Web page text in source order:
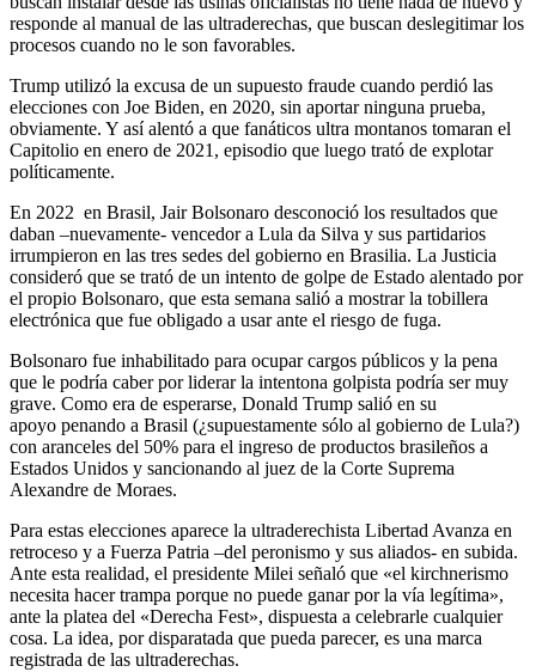
responde al manual de las ultraderechas, que buscan deslegitimar los
procesos cuando no le son favorables.
Trump utilizó la excusa de un supuesto fraude cuando perdió las
elecciones con Joe Biden, en 2020, sin aportar ninguna prueba,
obviamente. Y así alentó a que fanáticos ultra montanos tomaran el
Capitolio en enero de 2021, episodio que luego trató de explotar
políticamente.
En 2022 en Brasil, Jair Bolsonaro desconoció los resultados que
daban –nuevamente- vencedor a Lula da Silva y sus partidarios
irrumpieron en las tres sedes del gobierno en Brasilia. La Justicia
consideró que se trató de un intento de golpe de Estado alentado por
el propio Bolsonaro, que esta semana salió a mostrar la tobillera
electrónica que fue obligado a usar ante el riesgo de fuga.
Bolsonaro fue inhabilitado para ocupar cargos públicos y la pena
que le podría caber por liderar la intentona golpista podría ser muy
grave. Como era de esperarse, Donald Trump salió en su
apoyo penando a Brasil (¿supuestamente sólo al gobierno de Lula?)
con aranceles del 50% para el ingreso de productos brasileños a
Estados Unidos y sancionando al juez de la Corte Suprema
Alexandre de Moraes.
Para estas elecciones aparece la ultraderechista Libertad Avanza en
retroceso y a Fuerza Patria –del peronismo y sus aliados- en subida.
Ante esta realidad, el presidente Milei señaló que «el kirchnerismo
necesita hacer trampa porque no puede ganar por la vía legítima»,
ante la platea del «Derecha Fest», dispuesta a celebrarle cualquier
cosa. La idea, por disparatada que pueda parecer, es una marca
registrada de las ultraderechas.